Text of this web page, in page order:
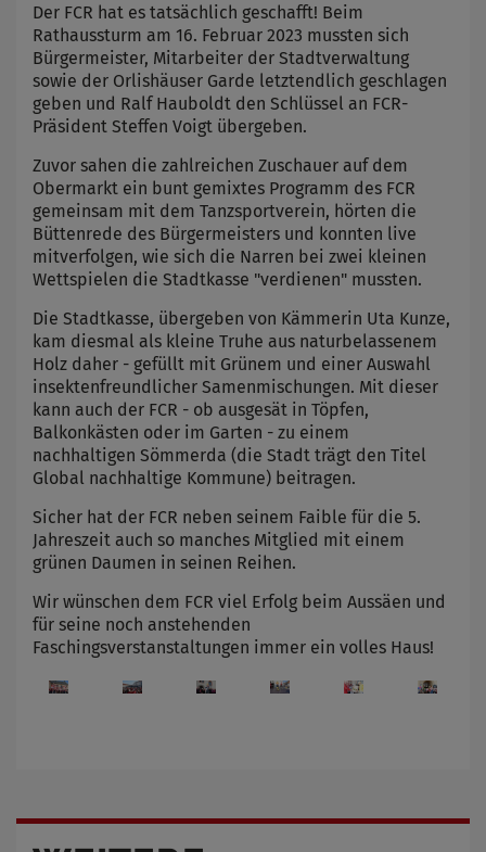
Der FCR hat es tatsächlich geschafft! Beim
Rathaussturm am 16. Februar 2023 mussten sich
Bürgermeister, Mitarbeiter der Stadtverwaltung
sowie der Orlishäuser Garde letztendlich geschlagen
geben und Ralf Hauboldt den Schlüssel an FCR-
Präsident Steffen Voigt übergeben.
Zuvor sahen die zahlreichen Zuschauer auf dem
Obermarkt ein bunt gemixtes Programm des FCR
gemeinsam mit dem Tanzsportverein, hörten die
Büttenrede des Bürgermeisters und konnten live
mitverfolgen, wie sich die Narren bei zwei kleinen
Wettspielen die Stadtkasse "verdienen" mussten.
Die Stadtkasse, übergeben von Kämmerin Uta Kunze,
kam diesmal als kleine Truhe aus naturbelassenem
Holz daher - gefüllt mit Grünem und einer Auswahl
insektenfreundlicher Samenmischungen. Mit dieser
kann auch der FCR - ob ausgesät in Töpfen,
Balkonkästen oder im Garten - zu einem
nachhaltigen Sömmerda (die Stadt trägt den Titel
Global nachhaltige Kommune) beitragen.
Sicher hat der FCR neben seinem Faible für die 5.
Jahreszeit auch so manches Mitglied mit einem
grünen Daumen in seinen Reihen.
Wir wünschen dem FCR viel Erfolg beim Aussäen und
für seine noch anstehenden
Faschingsverstanstaltungen immer ein volles Haus!